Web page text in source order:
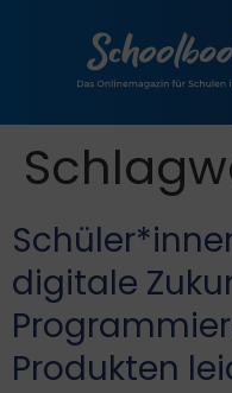
digitale
Produkten